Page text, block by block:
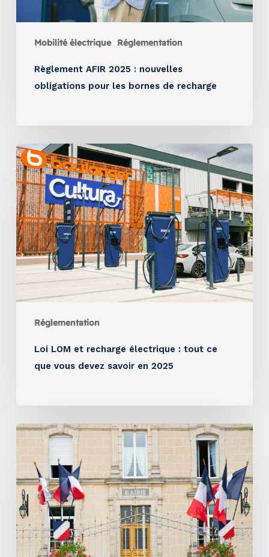
Mobilité électrique Réglementation
Règlement AFIR 2025 : nouvelles
obligations pour les bornes de recharge
Réglementation
Loi LOM et recharge électrique : tout ce
que vous devez savoir en 2025